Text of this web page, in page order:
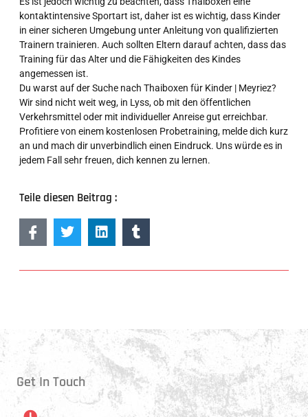
kontaktintensive Sportart ist, daher ist es wichtig, dass Kinder
in einer sicheren Umgebung unter Anleitung von qualifizierten
Trainern trainieren. Auch sollten Eltern darauf achten, dass das
Training für das Alter und die Fähigkeiten des Kindes
angemessen ist.
Du warst auf der Suche nach Thaiboxen für Kinder | Meyriez?
Wir sind nicht weit weg, in Lyss, ob mit den öffentlichen
Verkehrsmittel oder mit individueller Anreise gut erreichbar.
Profitiere von einem kostenlosen Probetraining, melde dich kurz
an und mach dir unverbindlich einen Eindruck. Uns würde es in
jedem Fall sehr freuen, dich kennen zu lernen.
Teile diesen Beitrag :
Get In Touch